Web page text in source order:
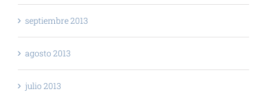
septiembre 2013
agosto 2013
julio 2013